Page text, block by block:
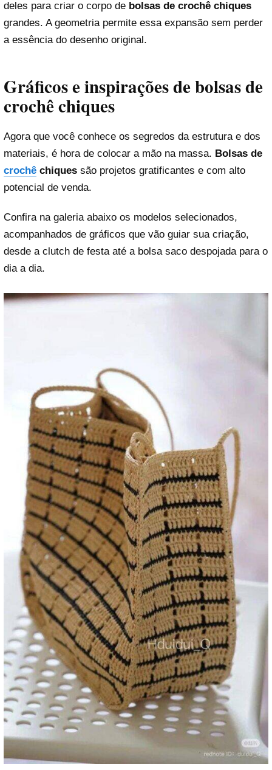
deles para criar o corpo de bolsas de crochê chiques
grandes. A geometria permite essa expansão sem perder
a essência do desenho original.
Gráficos e inspirações de bolsas de
crochê chiques
Agora que você conhece os segredos da estrutura e dos
materiais, é hora de colocar a mão na massa. Bolsas de
crochê chiques são projetos gratificantes e com alto
potencial de venda.
Confira na galeria abaixo os modelos selecionados,
acompanhados de gráficos que vão guiar sua criação,
desde a clutch de festa até a bolsa saco despojada para o
dia a dia.